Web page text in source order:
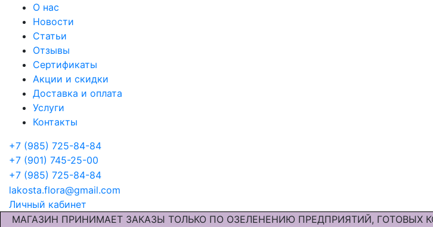
О нас
Новости
Статьи
Отзывы
Сертификаты
Акции и скидки
Доставка и оплата
Услуги
Контакты
+7 (985) 725-84-84
+7 (901) 745-25-00
+7 (985) 725-84-84
lakosta.flora@gmail.com
Личный кабинет
МАГАЗИН ПРИНИМАЕТ ЗАКАЗЫ ТОЛЬКО ПО ОЗЕЛЕНЕНИЮ ПРЕДПРИЯТИЙ,